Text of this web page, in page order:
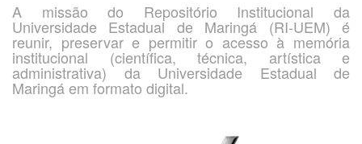
A missão do Repositório Institucional da
Universidade Estadual de Maringá (RI-UEM) é
reunir, preservar e permitir o acesso à memória
institucional (científica, técnica, artística e
administrativa) da Universidade Estadual de
Maringá em formato digital.